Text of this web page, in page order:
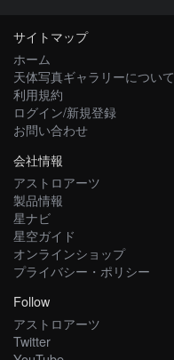
サイトマップ
ホーム
天体写真ギャラリーについて
利用規約
ログイン/新規登録
お問い合わせ
会社情報
アストロアーツ
製品情報
星ナビ
星空ガイド
オンラインショップ
プライバシー・ポリシー
Follow
アストロアーツ
Twitter